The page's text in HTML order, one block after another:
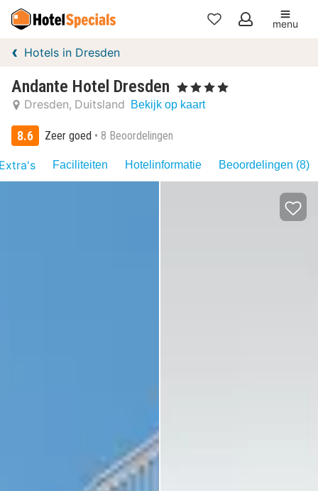
Mijn
menu
Hotels in Dresden
Andante Hotel Dresden , 4 Sterren
Dresden Duitsland Bekijk op kaart
8.6 Zeer goed 8 Beoordelingen
Faciliteiten Hotelinformatie Beoordelingen (8)